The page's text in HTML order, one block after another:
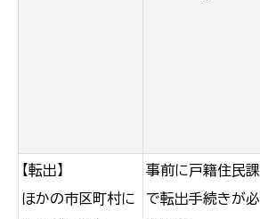
【転出】
ほかの市区町村に
事前に戸籍住民課
で転出手続きが必